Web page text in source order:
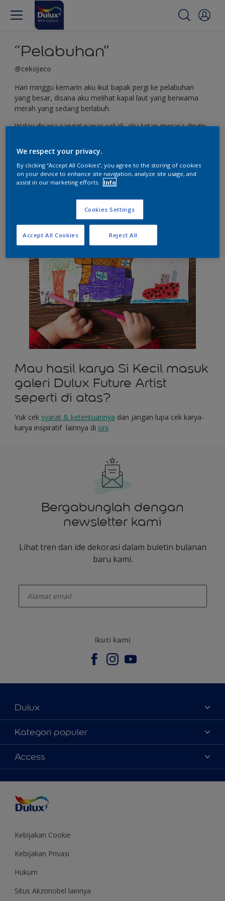
“Pelabuhan”
@cekojeco
Hari minggu kemarin aku ikut bapak pergi ke pelabuhan
yang besar, disana aku melihat kapal laut yang berwarna
merah yang sedang berlabuh.
Walau disana sangat panas sekali, aku tetap merasa dingin
sana.
#DuluxMakeItEasy #DuluxFutureArtist
Mau hasil karya Si Kecil masuk
galeri Dulux Future Artist
seperti di atas?
Yuk cek syarat & ketentuannya dan jangan lupa cek karya-
karya inspiratif lainnya di sini
Bergabunglah dengan
newsletter kami
Lihat tren dan ide dekorasi dalam buletin bulanan
baru kami.
Ikuti kami
Dulux
Tentang Kami
Contact us
Temukan toko
Kategori populer
Warna
Produk
Inspirasi
Saran Mendekorasi
Colour of the Year
Access
Kebijakan Cookie
Kebijakan Privasi
Hukum
Situs Akzonobel lainnya
We respect your privacy.
By clicking “Accept All Cookies”, you agree to the storing of cookies
on your device to enhance site navigation, analyze site usage, and
assist in our marketing efforts.
Info
Cookies Settings
Reject All
Accept All Cookies